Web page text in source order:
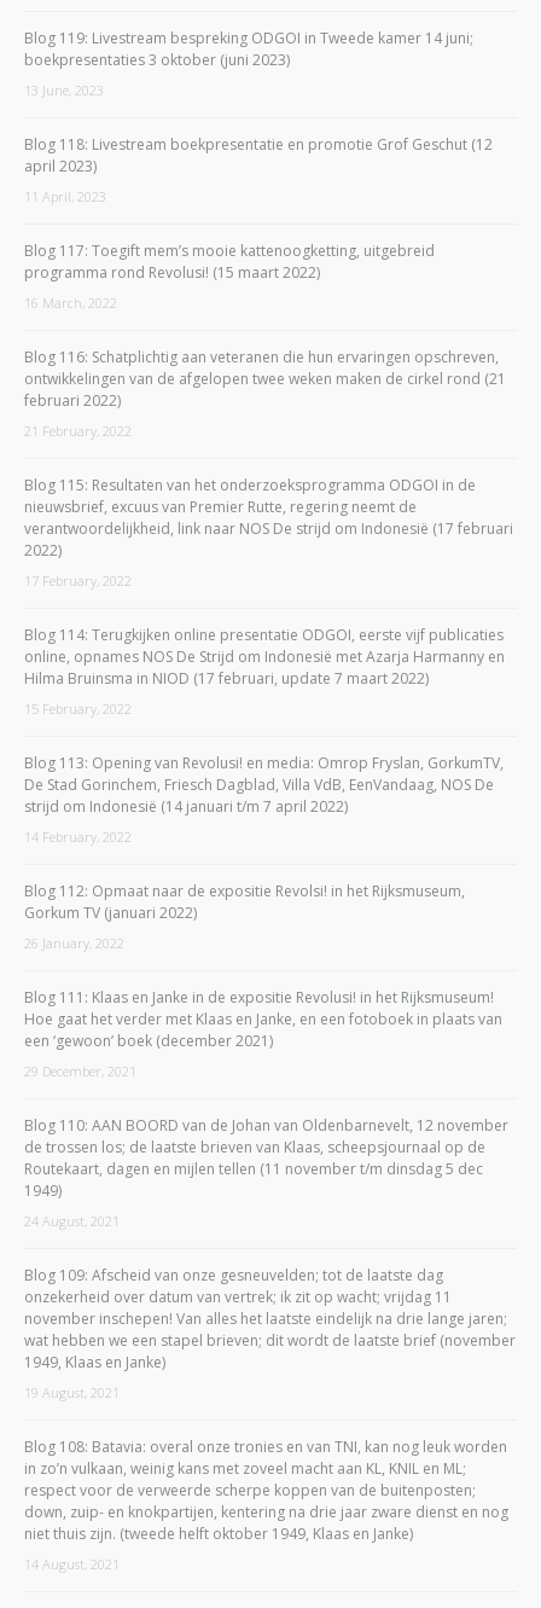
Blog 119: Livestream bespreking ODGOI in Tweede kamer 14 juni;
boekpresentaties 3 oktober (juni 2023)
13 June, 2023
Blog 118: Livestream boekpresentatie en promotie Grof Geschut (12
april 2023)
11 April, 2023
Blog 117: Toegift mem’s mooie kattenoogketting, uitgebreid
programma rond Revolusi! (15 maart 2022)
16 March, 2022
Blog 116: Schatplichtig aan veteranen die hun ervaringen opschreven,
ontwikkelingen van de afgelopen twee weken maken de cirkel rond (21
februari 2022)
21 February, 2022
Blog 115: Resultaten van het onderzoeksprogramma ODGOI in de
nieuwsbrief, excuus van Premier Rutte, regering neemt de
verantwoordelijkheid, link naar NOS De strijd om Indonesië (17 februari
2022)
17 February, 2022
Blog 114: Terugkijken online presentatie ODGOI, eerste vijf publicaties
online, opnames NOS De Strijd om Indonesië met Azarja Harmanny en
Hilma Bruinsma in NIOD (17 februari, update 7 maart 2022)
15 February, 2022
Blog 113: Opening van Revolusi! en media: Omrop Fryslan, GorkumTV,
De Stad Gorinchem, Friesch Dagblad, Villa VdB, EenVandaag, NOS De
strijd om Indonesië (14 januari t/m 7 april 2022)
14 February, 2022
Blog 112: Opmaat naar de expositie Revolsi! in het Rijksmuseum,
Gorkum TV (januari 2022)
26 January, 2022
Blog 111: Klaas en Janke in de expositie Revolusi! in het Rijksmuseum!
Hoe gaat het verder met Klaas en Janke, en een fotoboek in plaats van
een ‘gewoon’ boek (december 2021)
29 December, 2021
Blog 110: AAN BOORD van de Johan van Oldenbarnevelt, 12 november
de trossen los; de laatste brieven van Klaas, scheepsjournaal op de
Routekaart, dagen en mijlen tellen (11 november t/m dinsdag 5 dec
1949)
24 August, 2021
Blog 109: Afscheid van onze gesneuvelden; tot de laatste dag
onzekerheid over datum van vertrek; ik zit op wacht; vrijdag 11
november inschepen! Van alles het laatste eindelijk na drie lange jaren;
wat hebben we een stapel brieven; dit wordt de laatste brief (november
1949, Klaas en Janke)
19 August, 2021
Blog 108: Batavia: overal onze tronies en van TNI, kan nog leuk worden
in zo’n vulkaan, weinig kans met zoveel macht aan KL, KNIL en ML;
respect voor de verweerde scherpe koppen van de buitenposten;
down, zuip- en knokpartijen, kentering na drie jaar zware dienst en nog
niet thuis zijn. (tweede helft oktober 1949, Klaas en Janke)
14 August, 2021